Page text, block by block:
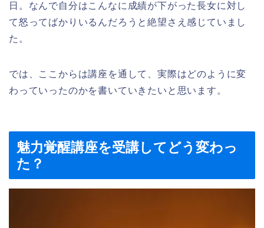
日。なんで自分はこんなに成績が下がった長女に対し
て怒ってばかりいるんだろうと絶望さえ感じていまし
た。
では、ここからは講座を通して、実際はどのように変
わっていったのかを書いていきたいと思います。
魅力覚醒講座を受講してどう変わっ
た？